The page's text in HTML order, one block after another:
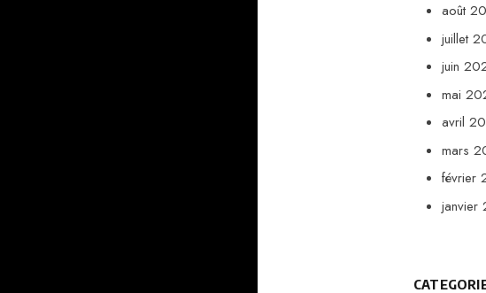
août
juillet
juin
mai
avril
mars
février
janvier